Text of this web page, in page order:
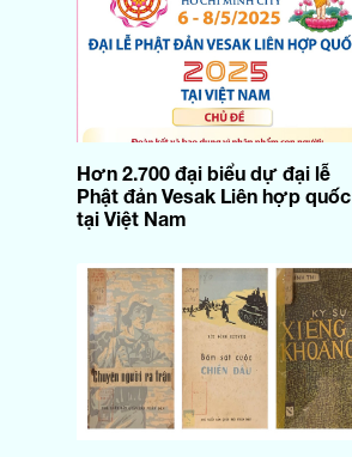
Hơn 2.700 đại biểu dự đại lễ
Phật đản Vesak Liên hợp quốc
tại Việt Nam